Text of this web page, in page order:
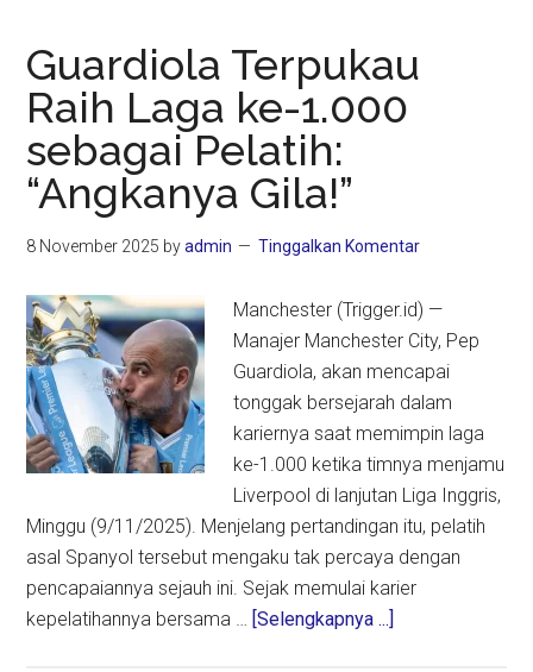
Guardiola Terpukau
Raih Laga ke-1.000
sebagai Pelatih:
“Angkanya Gila!”
8 November 2025 byadmin Tinggalkan Komentar
Manchester (Trigger.id) —
Manajer Manchester City, Pep
Guardiola, akan mencapai
tonggak bersejarah dalam
kariernya saat memimpin laga
ke-1.000 ketika timnya menjamu
Liverpool di lanjutan Liga Inggris,
Minggu (9/11/2025). Menjelang pertandingan itu, pelatih
asal Spanyol tersebut mengaku tak percaya dengan
pencapaiannya sejauh ini. Sejak memulai karier
kepelatihannya bersama … [Selengkapnya ...]